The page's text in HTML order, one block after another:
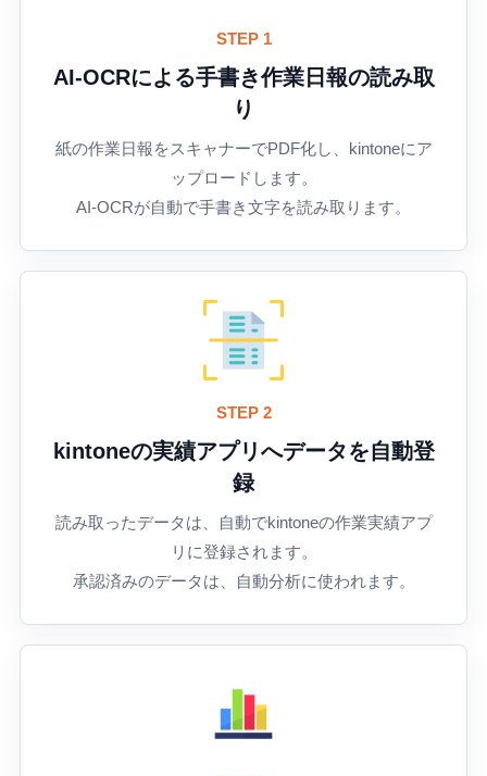
STEP 1
AI-OCRによる手書き作業日報の読み取
り
紙の作業日報をスキャナーでPDF化し、kintoneにア
ップロードします。
AI-OCRが自動で手書き文字を読み取ります。
STEP 2
kintoneの実績アプリへデータを自動登
録
読み取ったデータは、自動でkintoneの作業実績アプ
リに登録されます。
承認済みのデータは、自動分析に使われます。